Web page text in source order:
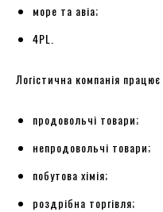
море та авіа;
4PL.
Логістична компанія працює
продовольчі товари;
непродовольчі товари;
побутова хімія;
роздрібна торгівля;